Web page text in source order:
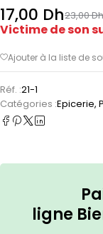
23,00Dh
17,00 Dh
Victime de son
Réf. :21-1
Catégories :Epicerie,
ligne